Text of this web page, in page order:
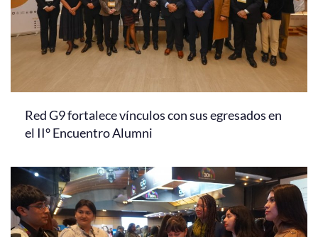
Red G9 fortalece vínculos con sus egresados en
el II° Encuentro Alumni